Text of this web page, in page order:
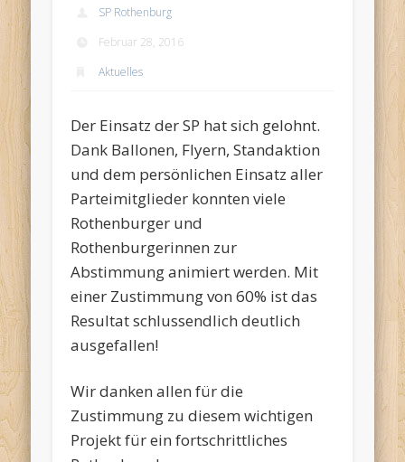
SP Rothenburg
Februar 28, 2016
Aktuelles
Der Einsatz der SP hat sich gelohnt.
Dank Ballonen, Flyern, Standaktion
und dem persönlichen Einsatz aller
Parteimitglieder konnten viele
Rothenburger und
Rothenburgerinnen zur
Abstimmung animiert werden. Mit
einer Zustimmung von 60% ist das
Resultat schlussendlich deutlich
ausgefallen!
Wir danken allen für die
Zustimmung zu diesem wichtigen
Projekt für ein fortschrittliches